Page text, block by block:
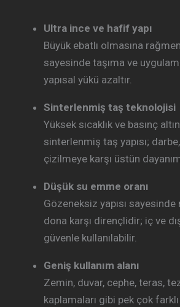
Ultra ince ve hafif yapı
Büyük ebatlı olmasına
sayesinde taşıma ve
yapısal yükü azaltır.
Sinterlenmiş taş teknolojisi
Yüksek sıcaklık ve basınç
sinterlenmiş taş yapısı;
çizilmeye karşı üstün
Düşük su emme oranı
Gözeneksiz yapısı
dona karşı dirençlidir; iç ve
güvenle kullanılabilir.
Geniş kullanım alanı
Zemin, duvar, cephe, teras,
kaplamaları gibi pek çok